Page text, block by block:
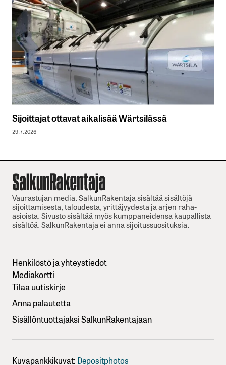
Sijoittajat ottavat aikalisää Wärtsilässä
29.7.2026
Vaurastujan media. SalkunRakentaja sisältää sisältöjä
sijoittamisesta, taloudesta, yrittäjyydesta ja arjen raha-
asioista. Sivusto sisältää myös kumppaneidensa kaupallista
sisältöä. SalkunRakentaja ei anna sijoitussuosituksia.
Henkilöstö ja yhteystiedot
Mediakortti
Tilaa uutiskirje
Anna palautetta
Sisällöntuottajaksi SalkunRakentajaan
Kuvapankkikuvat: Depositphotos